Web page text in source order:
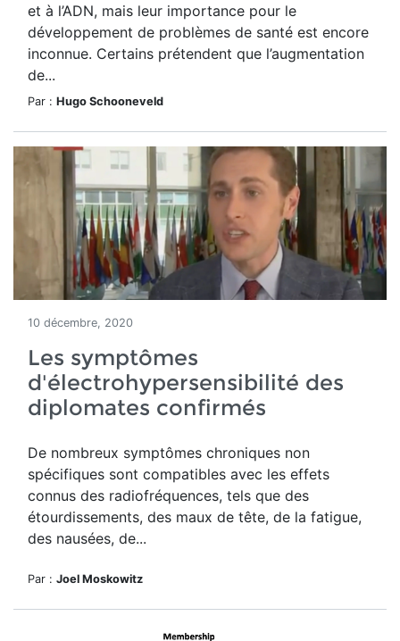
et à l’ADN, mais leur importance pour le
développement de problèmes de santé est encore
inconnue. Certains prétendent que l’augmentation
de...
Par : Hugo Schooneveld
10 décembre, 2020
Les symptômes
d'électrohypersensibilité des
diplomates confirmés
De nombreux symptômes chroniques non
spécifiques sont compatibles avec les effets
connus des radiofréquences, tels que des
étourdissements, des maux de tête, de la fatigue,
des nausées, de...
Par : Joel Moskowitz